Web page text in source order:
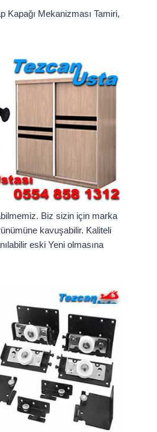
Kapağı Mekanizması Tamiri,
Biz sizin için marka
kavuşabilir. Kaliteli
eski Yeni olmasına